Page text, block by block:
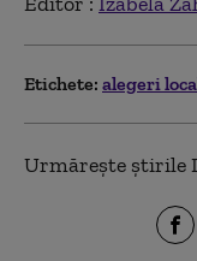
Etichete: alegeri
Urmărește știrile